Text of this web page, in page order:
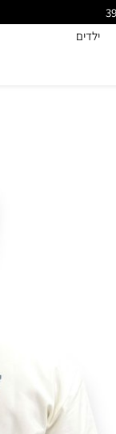
ילדים